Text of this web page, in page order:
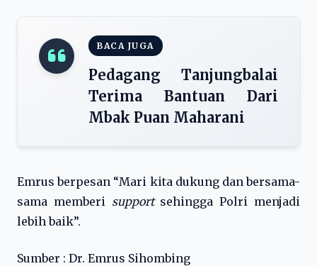
BACA JUGA
Pedagang Tanjungbalai
Terima Bantuan Dari
Mbak Puan Maharani
Emrus berpesan “Mari kita dukung dan bersama-
sama memberi supportsehingga Polri menjadi
lebih baik”.
Sumber : Dr. Emrus Sihombing